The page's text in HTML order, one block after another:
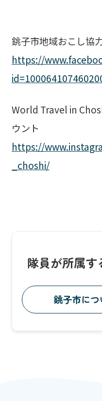
銚子市地域おこし協
https://
World Travel in
ウント
https://
_choshi/
隊員が所属す
銚子市に